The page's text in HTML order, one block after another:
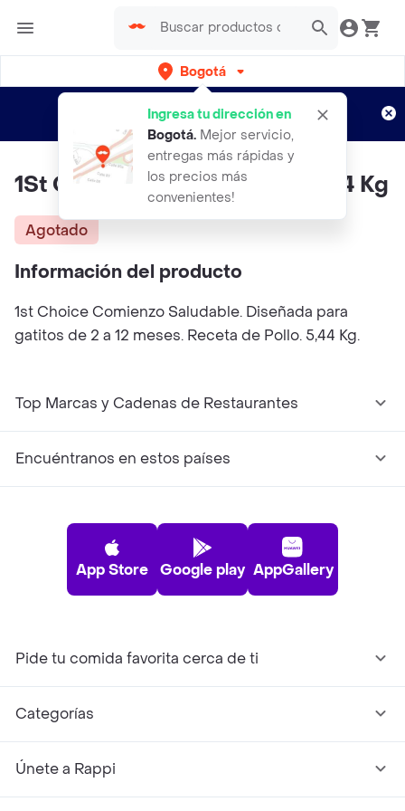
Bogotá
Ingresa tu dirección en
Bogotá. Mejor servicio,
entregas más rápidas y
los precios más
convenientes!
envíos gratis por semanas
Aplican TyC
1St Choice Kitten Bolsa Lila 5.44 Kg
Agotado
Información del producto
1st Choice Comienzo Saludable. Diseñada para
gatitos de 2 a 12 meses. Receta de Pollo. 5,44 Kg.
Top Marcas y Cadenas de Restaurantes
Encuéntranos en estos países
App Store Google play AppGallery
Pide tu comida favorita cerca de ti
Categorías
Únete a Rappi